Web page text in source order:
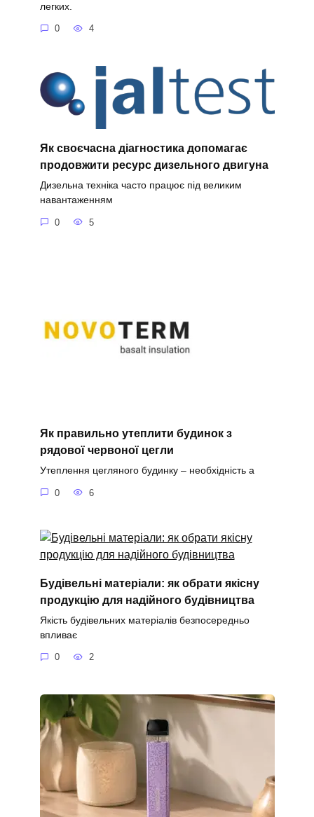
легких.
0 4
Як своєчасна діагностика допомагає
продовжити ресурс дизельного двигуна
Дизельна техніка часто працює під великим
навантаженням
0 5
Як правильно утеплити будинок з
рядової червоної цегли
Утеплення цегляного будинку – необхідність а
0 6
Будівельні матеріали: як обрати якісну
продукцію для надійного будівництва
Якість будівельних матеріалів безпосередньо
впливає
0 2